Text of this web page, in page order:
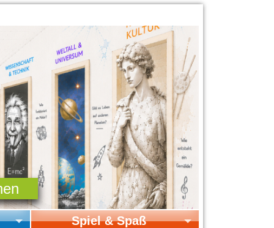
Spiel & Spaß